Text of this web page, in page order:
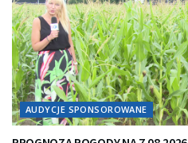
AUDYCJE SPONSOROWANE